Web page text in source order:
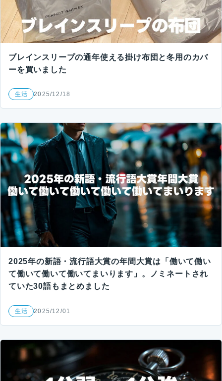
ブレインスリープの通年使える掛け布団と冬用のカバ
ーを買いました
生活 2025/12/18
2025年の新語・流行語大賞の年間大賞は「働いて働い
て働いて働いて働いてまいります」。ノミネートされ
ていた30語もまとめました
生活 2025/12/01